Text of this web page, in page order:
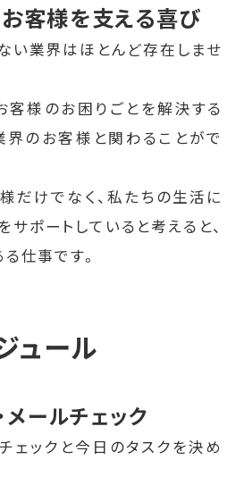
客様を支える喜び
い業界はほとんど存在しませ
客様のお困りごとを解決する
界のお客様と関わることがで
だけでなく、私たちの生活に
ポートしていると考えると、
仕事です。
ュール
メールチェック
ェックと今日のタスクを決め